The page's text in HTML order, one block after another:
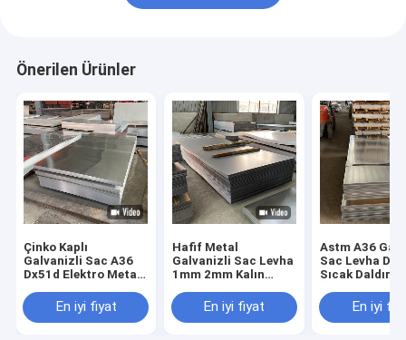
Önerilen Ürünler
Çinko Kaplı
Galvanizli Sac A36
Dx51d Elektro Metal
En iyi fiyat
Hafif Metal
Galvanizli Sac Levha
1mm 2mm Kalın
En iyi fiyat
Astm A36
Sac Levha
Sıcak
En iyi